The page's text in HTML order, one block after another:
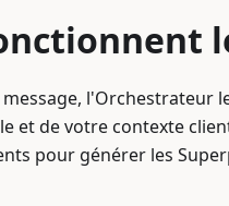
l'Orchestrateur
et de votre contexte
pour générer les